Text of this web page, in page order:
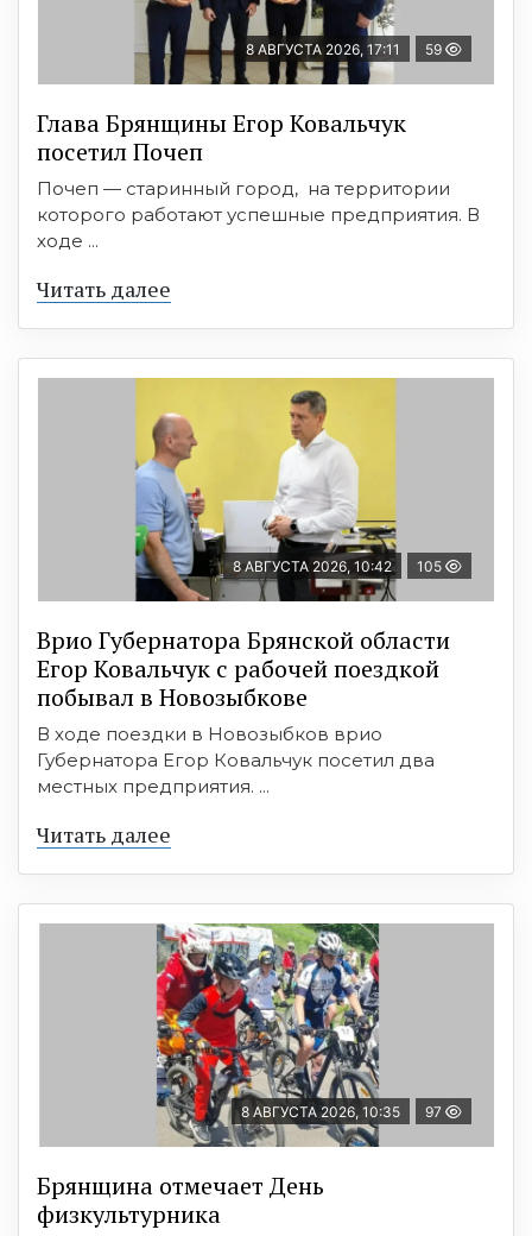
8 АВГУСТА 2026, 17:11 59
Глава Брянщины Егор Ковальчук
посетил Почеп
Почеп — старинный город, на территории
которого работают успешные предприятия. В
ходе ...
Читать далее
8 АВГУСТА 2026, 10:42 105
Врио Губернатора Брянской области
Егор Ковальчук с рабочей поездкой
побывал в Новозыбкове
В ходе поездки в Новозыбков врио
Губернатора Егор Ковальчук посетил два
местных предприятия. ...
Читать далее
8 АВГУСТА 2026, 10:35 97
Брянщина отмечает День
физкультурника